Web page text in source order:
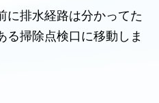
に排水経路は分かってた
る掃除点検口に移動しま